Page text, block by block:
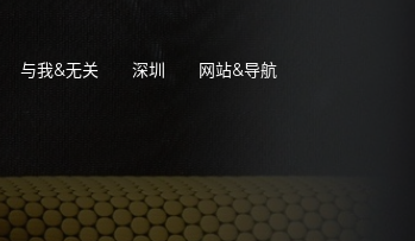
与我&无关 深圳 网站&导航